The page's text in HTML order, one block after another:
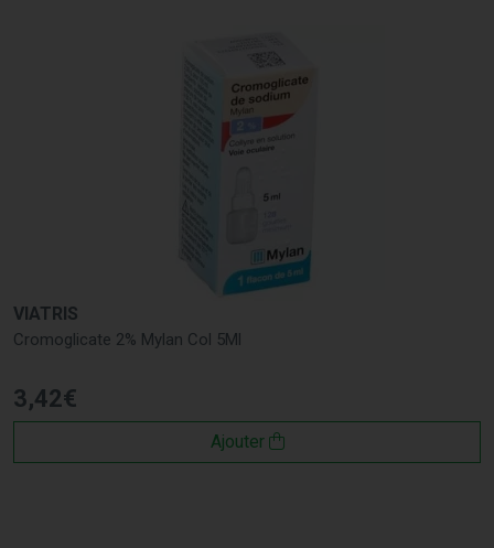
VIATRIS
Cromoglicate 2% Mylan Col 5Ml
3,42€
Ajouter